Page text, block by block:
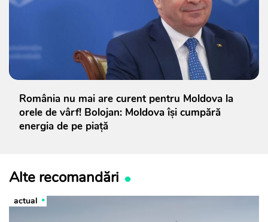
România nu mai are curent pentru Moldova la
orele de vârf! Bolojan: Moldova își cumpără
energia de pe piață
Alte recomandări
actual